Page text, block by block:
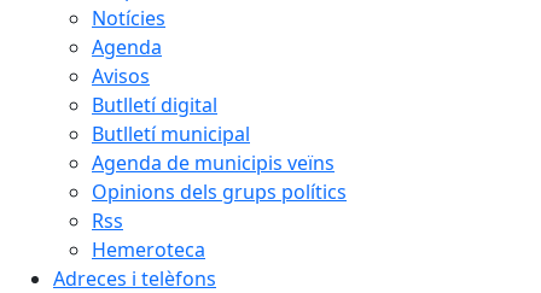
Notícies
Agenda
Avisos
Butlletí digital
Butlletí municipal
Agenda de municipis veïns
Opinions dels grups polítics
Rss
Hemeroteca
Adreces i telèfons